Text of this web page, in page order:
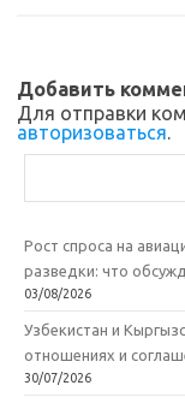
ik
i
Добавить
Для отправки
авторизоваться.
Рост спроса на
разведки: что
03/08/2026
Узбекистан и
отношениях и
30/07/2026